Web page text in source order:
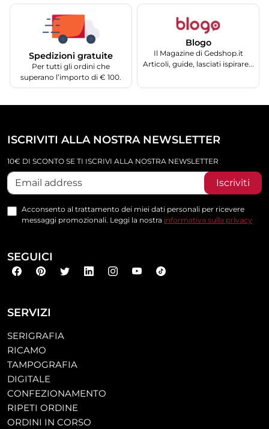
Spedizioni gratuite
Per tutti gli ordini che
superano l’importo di € 100.
Blogo
Il Magazine di Gedshop.it
Articoli, guide, lasciati ispirare...
SERVIZI
SERIGRAFIA
RICAMO
TAMPOGRAFIA
DIGITALE
CONFEZIONAMENTO
RIPETI ORDINE
ORDINI IN CORSO
ISCRIVITI ALLA NOSTRA NEWSLETTER
10€ DI SCONTO SE TI ISCRIVI ALLA NOSTRA NEWSLETTER
Iscriviti
Acconsento al trattamento dei miei dati personali per ricevere
messaggi promozionali. Leggi la nostra informativa sulla privacy
SEGUICI